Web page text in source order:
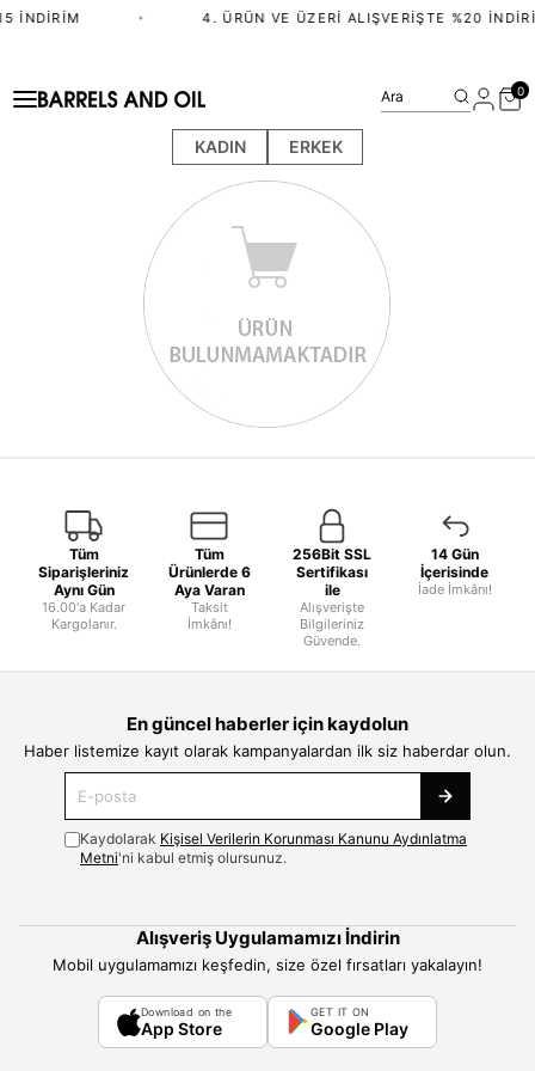
İNDIRIM • 4. ÜRÜN VE ÜZERI ALIŞVERIŞTE %20
KADIN ERKEK
Ara 0
Tüm
Siparişleriniz
Aynı Gün
16.00'a Kadar
Kargolanır.
Tüm
Ürünlerde 6
Aya Varan
Taksit
İmkânı!
256Bit SSL
Sertifikası
ile
Alışverişte
Bilgileriniz
Güvende.
14 Gün
İçerisinde
İade İmkânı!
En güncel haberler için kaydolun
Haber listemize kayıt olarak kampanyalardan ilk siz haberdar olun.
Kaydolarak Kişisel Verilerin Korunması Kanunu Aydınlatma
Metni'ni kabul etmiş olursunuz.
Alışveriş Uygulamamızı İndirin
Mobil uygulamamızı keşfedin, size özel fırsatları yakalayın!
Download on the
App Store
GET IT ON
Google Play